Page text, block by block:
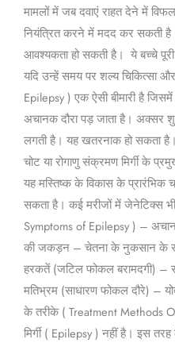
मामलों में जब दवाएं राहत देने में विफल
नियंत्रित करने में मदद कर सकती
आवश्यकता हो सकती है। ये बच्चे
यदि उन्हें समय पर शल्य चिकित्सा और
Epilepsy ) एक ऐसी बीमारी है जिसमें
अचानक दौरा पड़ जाता है। अक्सर
लगती है। यह खतरनाक हो सकता
चोट या रोगाणु संक्रमण मिर्गी के
यह मस्तिष्क के विकास के प्रारंभिक
सकता है। कई मरीजों में जेनेटिक्स भी
Symptoms of Epilepsy ) –
की जकड़न – चेतना के नुकसान के
हरकतें (जटिल फोकल बरामदगी) –
मतिभ्रम (साधारण फोकल दौरे) –
के तरीके ( Treatment Methods Of
मिर्गी ( Epilepsy ) नहीं है। इस